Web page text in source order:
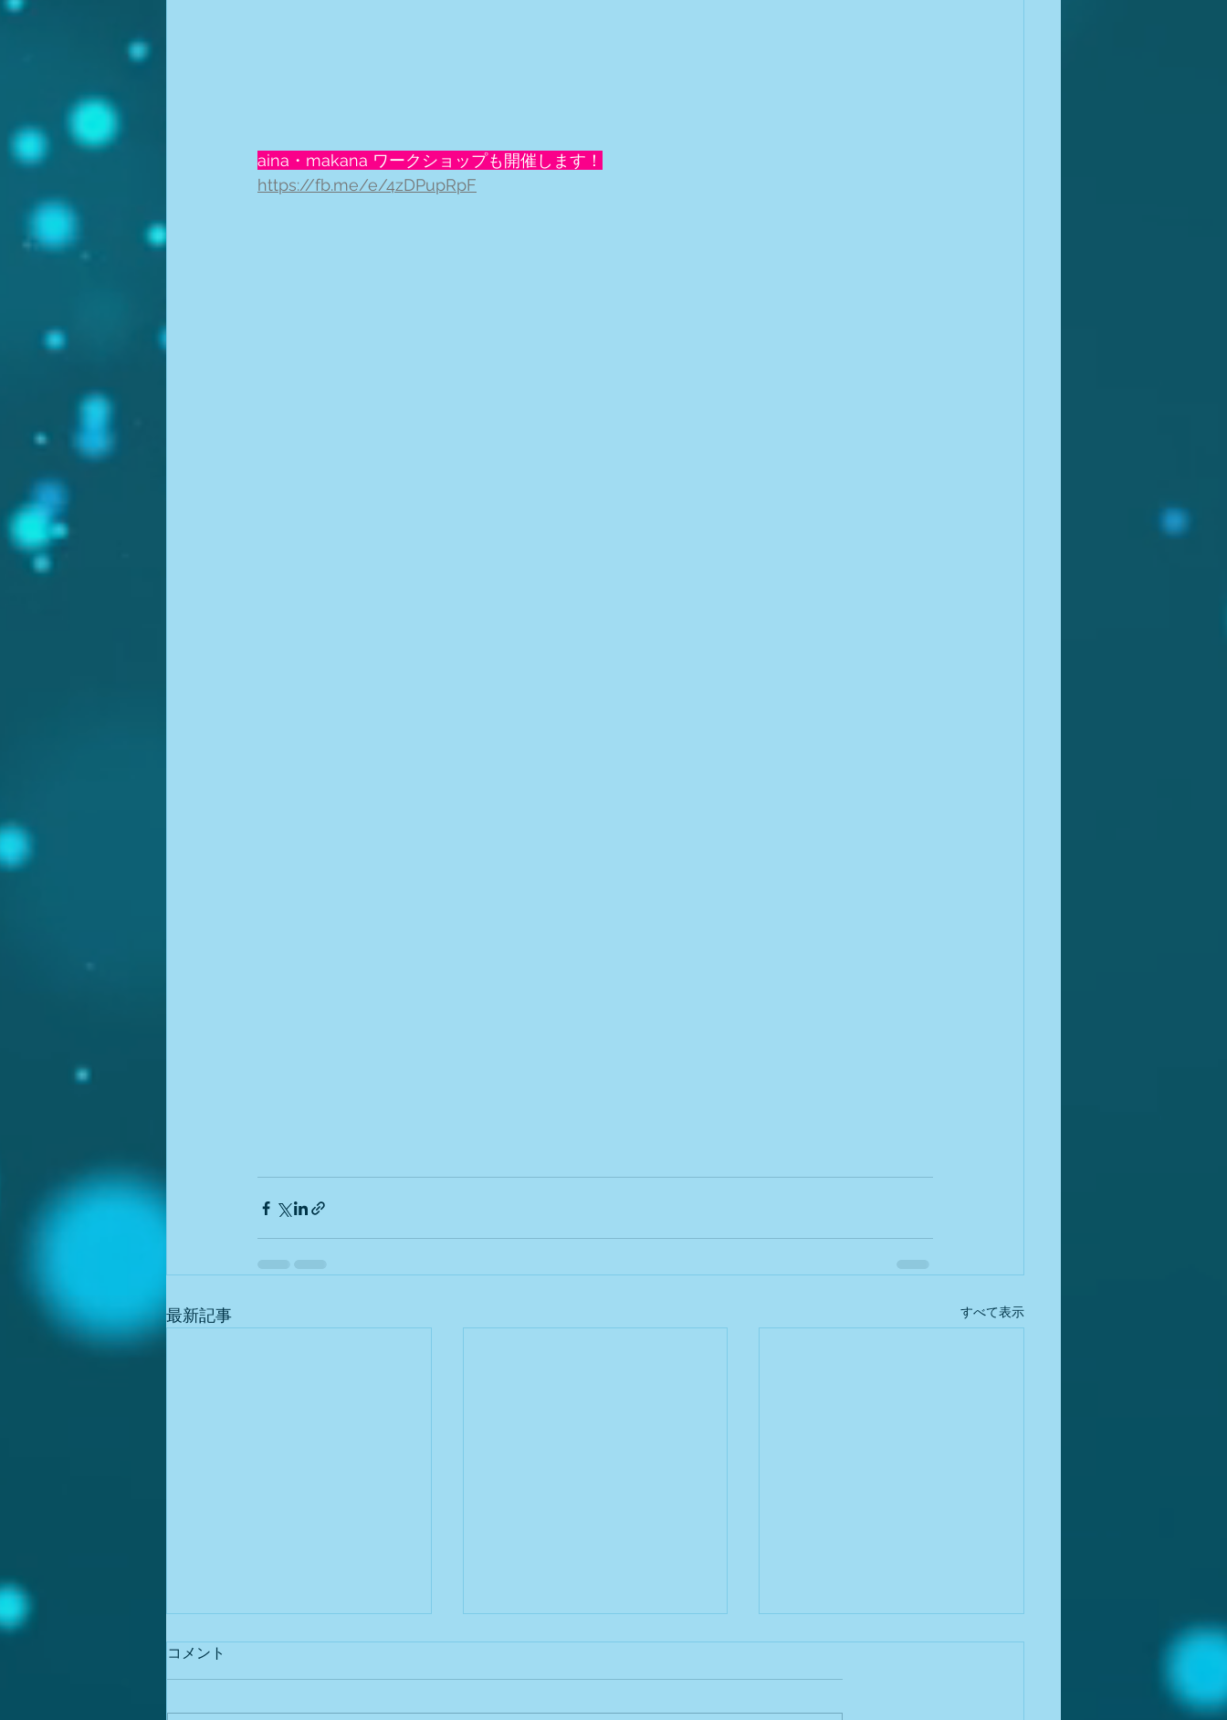
aina・makana ワークショップも開催します！
https://fb.me/e/4zDPupRpF
最新記事 すべて表示
コメント